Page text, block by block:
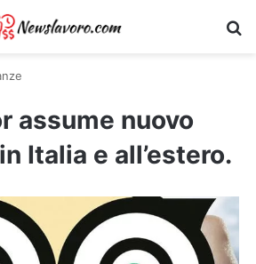
assume nuovo
Italia e all’estero.